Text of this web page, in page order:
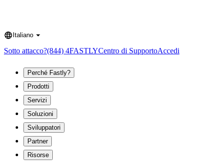
Language
Italiano
Sotto attacco?(844) 4FASTLYCentro di SupportoAccedi
Perché Fastly?
Prodotti
Servizi
Soluzioni
Sviluppatori
Partner
Risorse